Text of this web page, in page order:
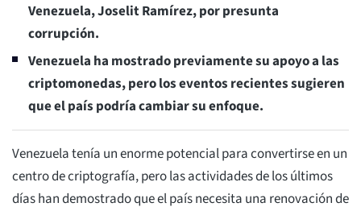
Venezuela, Joselit Ramírez, por presunta
corrupción.
Venezuela ha mostrado previamente su apoyo a las
criptomonedas, pero los eventos recientes sugieren
que el país podría cambiar su enfoque.
Venezuela tenía un enorme potencial para convertirse en un
centro de criptografía, pero las actividades de los últimos
días han demostrado que el país necesita una renovación de